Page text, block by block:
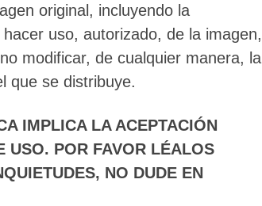
original, incluyendo la
uso, autorizado, de la imagen,
modificar, de cualquier manera, la
que se distribuye.
IMPLICA LA ACEPTACIÓN
USO. POR FAVOR LÉALOS
NO DUDE EN